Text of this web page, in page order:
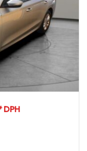
DPH